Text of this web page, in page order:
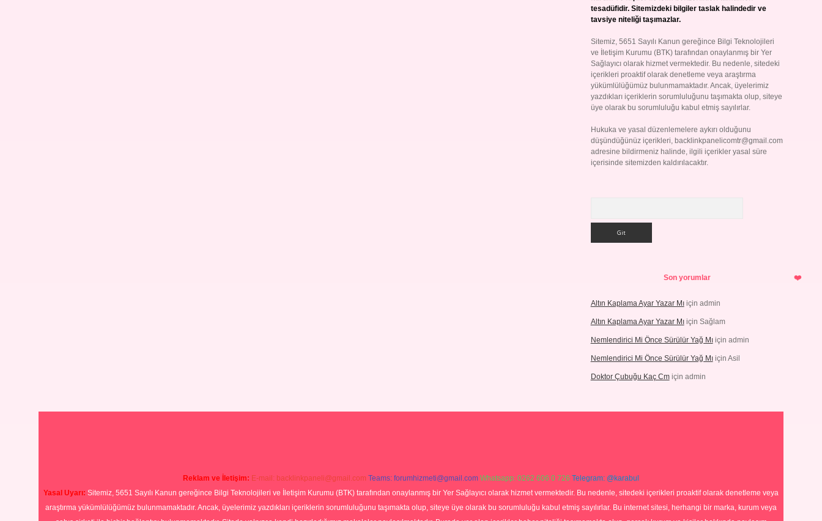
tesadüfidir. Sitemizdeki bilgiler taslak halindedir ve
tavsiye niteliği taşımazlar.
Sitemiz, 5651 Sayılı Kanun gereğince Bilgi Teknolojileri
ve İletişim Kurumu (BTK) tarafından onaylanmış bir Yer
Sağlayıcı olarak hizmet vermektedir. Bu nedenle, sitedeki
içerikleri proaktif olarak denetleme veya araştırma
yükümlülüğümüz bulunmamaktadır. Ancak, üyelerimiz
yazdıkları içeriklerin sorumluluğunu taşımakta olup, siteye
üye olarak bu sorumluluğu kabul etmiş sayılırlar.
Hukuka ve yasal düzenlemelere aykırı olduğunu
düşündüğünüz içerikleri, backlinkpanelicomtr@gmail.com
adresine bildirmeniz halinde, ilgili içerikler yasal süre
içerisinde sitemizden kaldırılacaktır.
Son yorumlar
Altın Kaplama Ayar Yazar Mıiçin admin
Altın Kaplama Ayar Yazar Mıiçin Sağlam
Nemlendirici Mi Önce Sürülür Yağ Mıiçin admin
Nemlendirici Mi Önce Sürülür Yağ Mıiçin Asil
Doktor Çubuğu Kaç Cmiçin admin
Reklam ve İletişim: E-mail: backlinkpaneli@gmail.com Teams: forumhizmeti@gmail.com Whatsapp: 0262 606 0 726 Telegram: @karabul
Yasal Uyarı: Sitemiz, 5651 Sayılı Kanun gereğince Bilgi Teknolojileri ve İletişim Kurumu (BTK) tarafından onaylanmış bir Yer Sağlayıcı olarak hizmet vermektedir. Bu nedenle, sitedeki içerikleri proaktif olarak denetleme veya
araştırma yükümlülüğümüz bulunmamaktadır. Ancak, üyelerimiz yazdıkları içeriklerin sorumluluğunu taşımakta olup, siteye üye olarak bu sorumluluğu kabul etmiş sayılırlar. Bu internet sitesi, herhangi bir marka, kurum veya